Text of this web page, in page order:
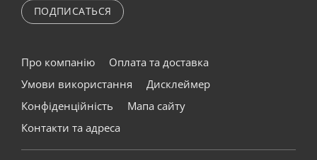
ПОДПИСАТЬСЯ
Про компанію
Оплата та доставка
Умови використання
Дисклеймер
Конфіденційність
Мапа сайту
Контакти та адреса